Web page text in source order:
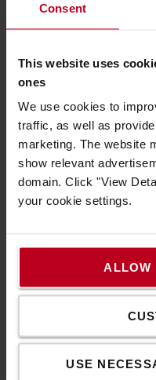
Consent
This website uses
ones
We use cookies to
traffic, as well as
marketing. The website
show relevant
domain. Click "View
your cookie settings.
ALLOW
USE
6. Szerviz
habár
teljes mérétkben
szolgáltatást is
targonca maximális
7. Széles
Amikor bérel egy
gyártás alatt lévő
teljesen mindegy, hogy
áron szeretne egy
megtalálhatja a
A megnövekedett piaci
lehetőség a rövid távú
targonca bérlet.